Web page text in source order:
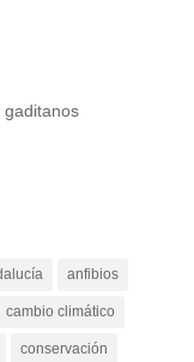
gaditanos
anfibios
cambio climático
conservación